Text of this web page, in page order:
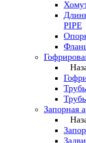
PIPE
Запорная